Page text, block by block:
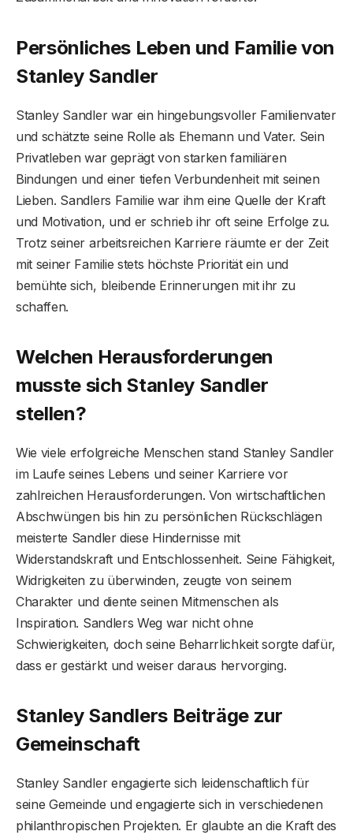
Persönliches Leben und Familie von
Stanley Sandler
Stanley Sandler war ein hingebungsvoller Familienvater
und schätzte seine Rolle als Ehemann und Vater. Sein
Privatleben war geprägt von starken familiären
Bindungen und einer tiefen Verbundenheit mit seinen
Lieben. Sandlers Familie war ihm eine Quelle der Kraft
und Motivation, und er schrieb ihr oft seine Erfolge zu.
Trotz seiner arbeitsreichen Karriere räumte er der Zeit
mit seiner Familie stets höchste Priorität ein und
bemühte sich, bleibende Erinnerungen mit ihr zu
schaffen.
Welchen Herausforderungen
musste sich Stanley Sandler
stellen?
Wie viele erfolgreiche Menschen stand Stanley Sandler
im Laufe seines Lebens und seiner Karriere vor
zahlreichen Herausforderungen. Von wirtschaftlichen
Abschwüngen bis hin zu persönlichen Rückschlägen
meisterte Sandler diese Hindernisse mit
Widerstandskraft und Entschlossenheit. Seine Fähigkeit,
Widrigkeiten zu überwinden, zeugte von seinem
Charakter und diente seinen Mitmenschen als
Inspiration. Sandlers Weg war nicht ohne
Schwierigkeiten, doch seine Beharrlichkeit sorgte dafür,
dass er gestärkt und weiser daraus hervorging.
Stanley Sandlers Beiträge zur
Gemeinschaft
Stanley Sandler engagierte sich leidenschaftlich für
seine Gemeinde und engagierte sich in verschiedenen
philanthropischen Projekten. Er glaubte an die Kraft des